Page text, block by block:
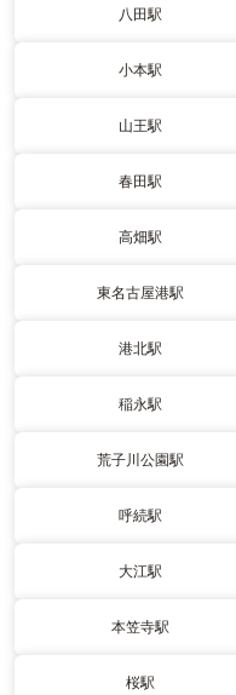
八田駅
小本駅
山王駅
春田駅
高畑駅
東名古屋港駅
港北駅
稲永駅
荒子川公園駅
呼続駅
大江駅
本笠寺駅
桜駅